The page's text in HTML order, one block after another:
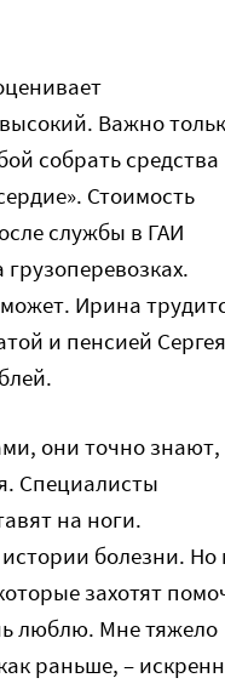
Важно
собрать средства
Стоимость
службы в ГАИ
Ирина
и пенсией Сергея
они точно знают,
Специалисты
на ноги.
болезни. Но
захотят
люблю. Мне тяжело
раньше, –